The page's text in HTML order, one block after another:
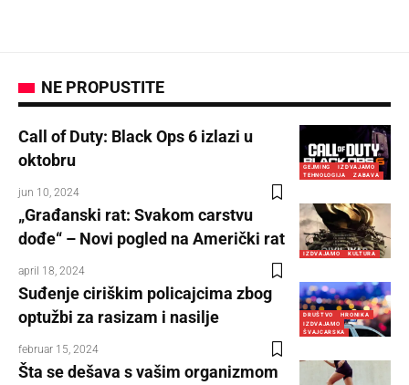
NE PROPUSTITE
GEJMING
IZDVAJAMO
TEHNOLOGIJA
ZABAVA
Call of Duty: Black Ops 6 izlazi u
oktobru
jun 10, 2024
IZDVAJAMO KULTURA
„Građanski rat: Svakom carstvu
dođe“ – Novi pogled na Američki rat
april 18, 2024
DRUŠTVO
HRONIKA
IZDVAJAMO
ŠVAJCARSKA
Suđenje ciriškim policajcima zbog
optužbi za rasizam i nasilje
februar 15, 2024
Šta se dešava s vašim organizmom